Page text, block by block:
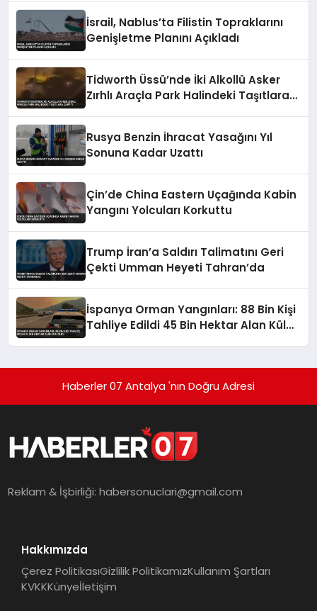
İsrail, Nablus’ta Filistin Topraklarını
Genişletme Planını Açıkladı
Tidworth Üssü’nde İki Alkollü Asker
Zırhlı Araçla Park Halindeki Taşıtlara
Rusya Benzin İhracat Yasağını Yıl
Sonuna Kadar Uzattı
Çin’de China Eastern Uçağında Kabin
Yangını Yolcuları Korkuttu
Trump İran’a Saldırı Talimatını Geri
Çekti Umman Heyeti Tahran’da
İspanya Orman Yangınları: 88 Bin Kişi
Tahliye Edildi 45 Bin Hektar Alan Kül
Haberler 07 Antalya 'nın Doğru Adresi
Reklam & İşbirliği:habersonuclari@gmail.com
Hakkımızda
Çerez PolitikasıGizlilik PolitikamızKullanım Şartları
KVKKKünyeİletişim